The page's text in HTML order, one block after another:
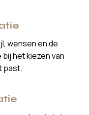
wensen en de
het kiezen van
past.